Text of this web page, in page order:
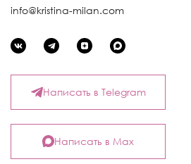
info@kristina-milan.com
Написать в Telegram
Написать в Max